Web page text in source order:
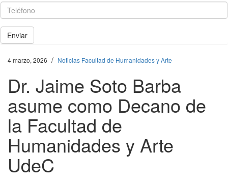
Teléfono
Enviar
4 marzo, 2026 / Noticias Facultad de Humanidades y Arte
Dr. Jaime Soto Barba
asume como Decano de
la Facultad de
Humanidades y Arte
UdeC